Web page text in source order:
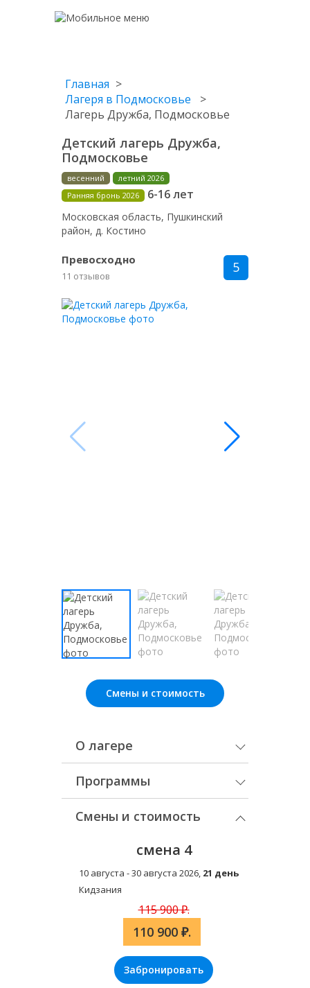
Главная
Лагеря в Подмосковье
Лагерь Дружба, Подмосковье
Детский лагерь Дружба,
Подмосковье
весенний
летний 2026
Ранняя бронь 2026
6-16 лет
Московская область, Пушкинский
район, д. Костино
Превосходно
11 отзывов
5
Смены и стоимость
О лагере
Программы
Смены и стоимость
смена 4
10 августа - 30 августа 2026, 21 день
Кидзания
115 900 ₽.
110 900 ₽.
Забронировать